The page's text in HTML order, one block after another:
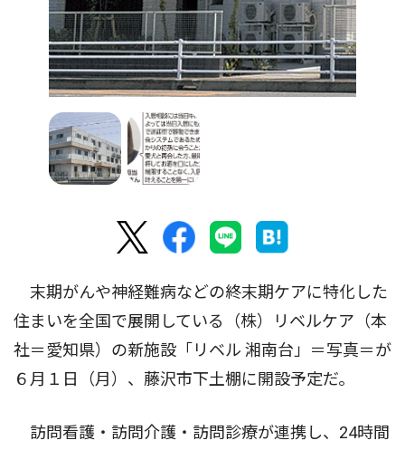
末期がんや神経難病などの終末期ケアに特化した
住まいを全国で展開している（株）リベルケア（本
社＝愛知県）の新施設「リベル 湘南台」＝写真＝が
６月１日（月）、藤沢市下土棚に開設予定だ。
訪問看護・訪問介護・訪問診療が連携し、24時間